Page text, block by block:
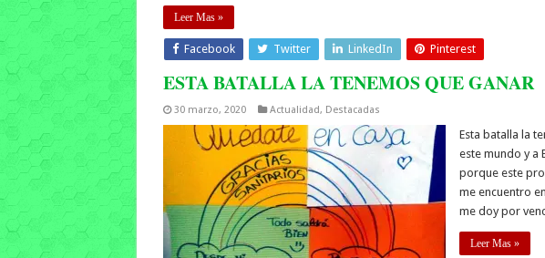
Leer Mas »
Facebook Twitter LinkedIn Pinterest
ESTA BATALLA LA TENEMOS QUE GANAR
30 marzo, 2020 Actualidad, Destacadas
Esta batalla la
este mundo y a
porque este
me encuentro
me doy por
Leer Mas »